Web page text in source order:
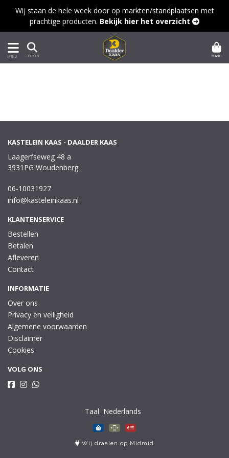
Wij staan de hele week door op markten/standplaatsen met
prachtige producten. Bekijk hier het overzicht 
MENU ZOEKEN MAND
KASTELEIN KAAS - DAALDER KAAS
Laagerfseweg 48 a
3931PG Woudenberg
06-10031927
info@kasteleinkaas.nl
KLANTENSERVICE
Bestellen
Betalen
Afleveren
Contact
INFORMATIE
Over ons
Privacy en veiligheid
Algemene voorwaarden
Disclaimer
Cookies
VOLG ONS
Taal
Wij draaien op Midmid